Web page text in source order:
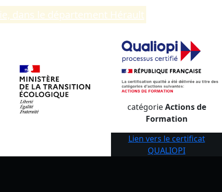
dans le département Hérault
catégorieActions de
Formation
Lien vers le certificat
QUALIOPI